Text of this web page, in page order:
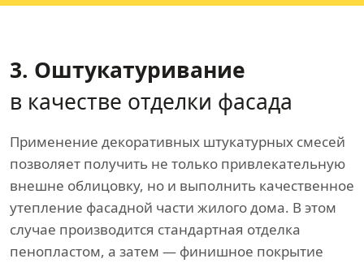
3. Оштукатуривание
в качестве отделки фасада
Применение декоративных штукатурных смесей
позволяет получить не только привлекательную
внешне облицовку, но и выполнить качественное
утепление фасадной части жилого дома. В этом
случае производится стандартная отделка
пенопластом, а затем — финишное покрытие